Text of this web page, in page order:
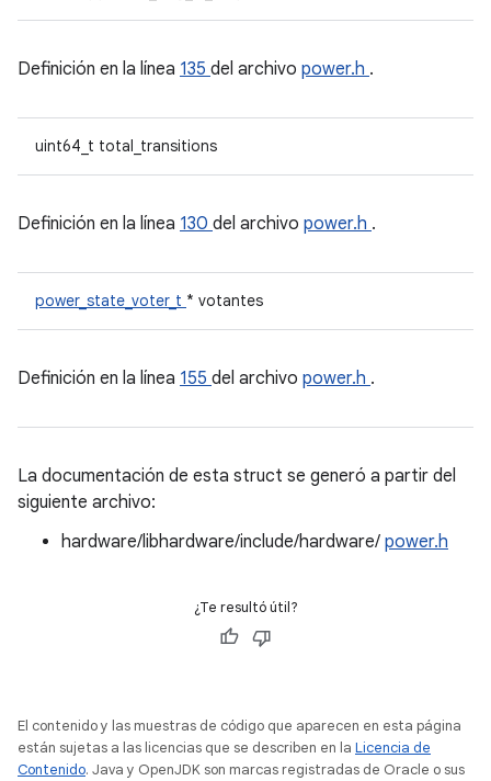
Definición en la línea 135 del archivo power.h .
uint64_t total_transitions
Definición en la línea 130 del archivo power.h .
power_state_voter_t * votantes
Definición en la línea 155 del archivo power.h .
La documentación de esta struct se generó a partir del
siguiente archivo:
hardware/libhardware/include/hardware/ power.h
¿Te resultó útil?
El contenido y las muestras de código que aparecen en esta página
están sujetas a las licencias que se describen en la Licencia de
Contenido. Java y OpenJDK son marcas registradas de Oracle o sus